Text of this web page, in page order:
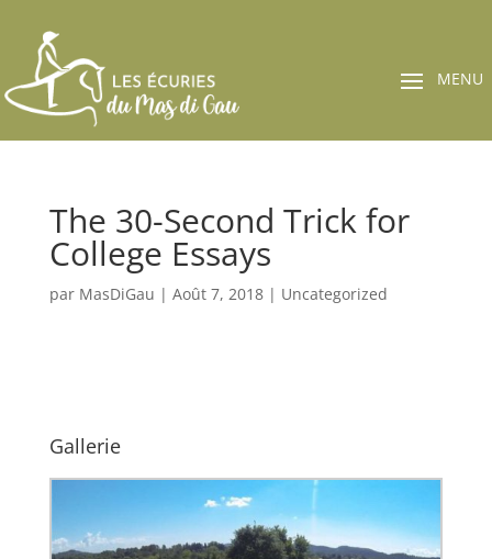
The 30-Second Trick for
College Essays
par MasDiGau | Août 7, 2018| Uncategorized
Gallerie